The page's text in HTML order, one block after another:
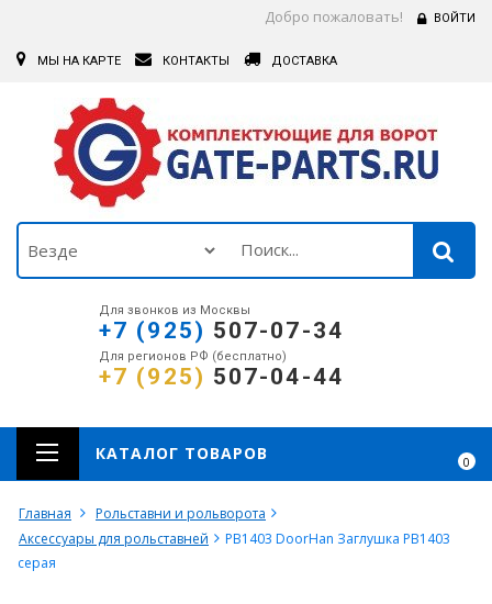
Добро пожаловать! ВОЙТИ
МЫ НА КАРТЕ КОНТАКТЫ ДОСТАВКА
Для звонков из Москвы
+7 (925) 507-07-34
Для регионов РФ (бесплатно)
+7 (925) 507-04-44
0
КАТАЛОГ ТОВАРОВ
Главная
Рольставни и рольворота
Аксессуары для рольставней
PB1403 DoorHan Заглушка PB1403
серая